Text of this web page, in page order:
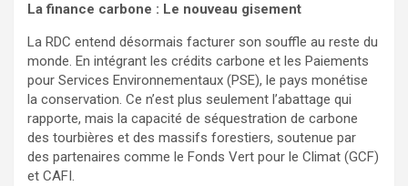
La finance carbone : Le nouveau gisement
La RDC entend désormais facturer son souffle au reste du
monde. En intégrant les crédits carbone et les Paiements
pour Services Environnementaux (PSE), le pays monétise
la conservation. Ce n’est plus seulement l’abattage qui
rapporte, mais la capacité de séquestration de carbone
des tourbières et des massifs forestiers, soutenue par
des partenaires comme le Fonds Vert pour le Climat (GCF)
et CAFI.